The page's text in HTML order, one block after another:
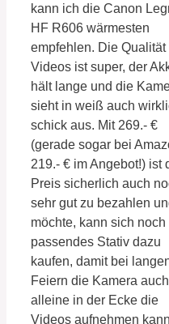
kann ich die Canon
HF R606 wärmesten
empfehlen. Die Qualität
Videos ist super, der
hält lange und die
sieht in weiß auch
schick aus. Mit 269.- €
(gerade sogar bei
219.- € im Angebot!) ist
Preis sicherlich auch
sehr gut zu bezahlen
möchte, kann sich noch
passendes Stativ dazu
kaufen, damit bei
Feiern die Kamera auch
alleine in der Ecke die
Videos aufnehmen